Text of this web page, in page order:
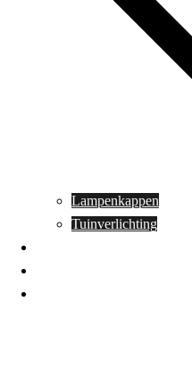
Lampenkappen
Tuinverlichting